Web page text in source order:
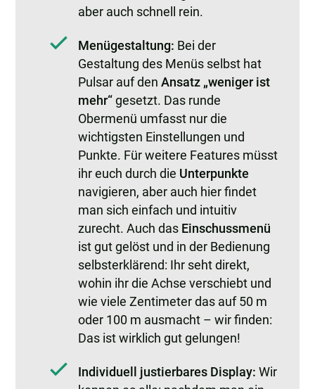
aber auch schnell rein.
Menügestaltung: Bei der
Gestaltung des Menüs selbst hat
Pulsar auf denAnsatz „weniger ist
mehr“gesetzt. Das runde
Obermenü umfasst nur die
wichtigsten Einstellungen und
Punkte. Für weitere Features müsst
ihr euch durch die Unterpunkte
navigieren, aber auch hier findet
man sich einfach und intuitiv
zurecht. Auch das Einschussmenü
ist gut gelöst und in der Bedienung
selbsterklärend: Ihr seht direkt,
wohin ihr die Achse verschiebt und
wie viele Zentimeter das auf 50 m
oder 100 m ausmacht – wir finden:
Das ist wirklich gut gelungen!
Individuell justierbares Display: Wir